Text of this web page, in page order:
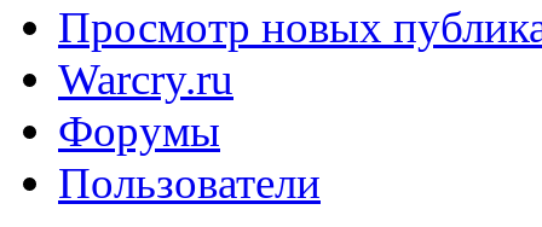
Просмотр новых
Warcry.ru
Форумы
Пользователи